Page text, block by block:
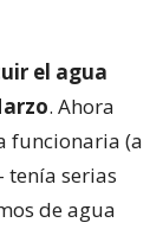
el agua
. Ahora
funcionaria (a
tenía serias
de agua